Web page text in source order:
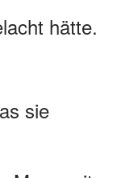
hätte.
sie